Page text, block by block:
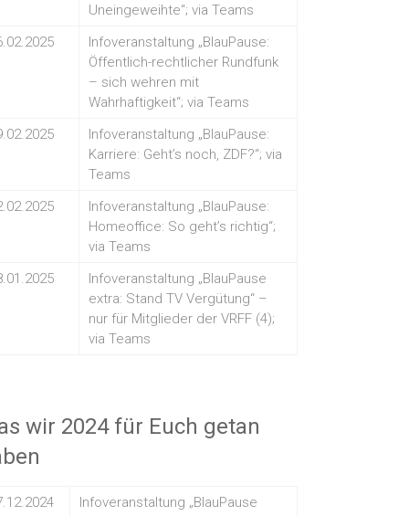
Uneingeweihte“; via Teams
Infoveranstaltung „BlauPause:
Öffentlich-rechtlicher Rundfunk
– sich wehren mit
Wahrhaftigkeit“; via Teams
Infoveranstaltung „BlauPause:
Karriere: Geht’s noch, ZDF?“; via
Teams
Infoveranstaltung „BlauPause:
Homeoffice: So geht’s richtig“;
via Teams
Infoveranstaltung „BlauPause
extra: Stand TV Vergütung“ –
nur für Mitglieder der VRFF (4);
via Teams
wir 2024 für Euch getan
Infoveranstaltung „BlauPause